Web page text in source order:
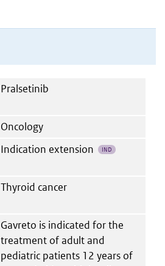
Pralsetinib
Oncology
Indication extension IND
Thyroid cancer
Gavreto is indicated for the
treatment of adult and
pediatric patients 12 years of